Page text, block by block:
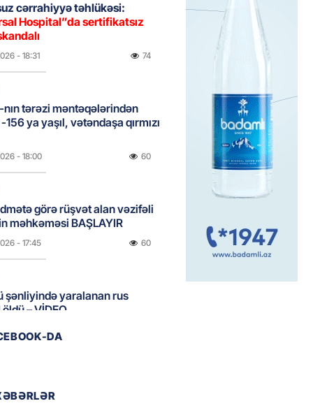
cərrahiyyə təhlükəsi:
Hospital”da sertifikatsız
- 18:31 74
nın tərəzi məntəqələrindən
ya yaşıl, vətəndaşa qırmızı
- 18:00 60
görə rüşvət alan vəzifəli
məhkəməsi BAŞLAYIR
- 17:45 60
şənliyində yaralanan rus
– VİDEO
546 min manatı 20
DA